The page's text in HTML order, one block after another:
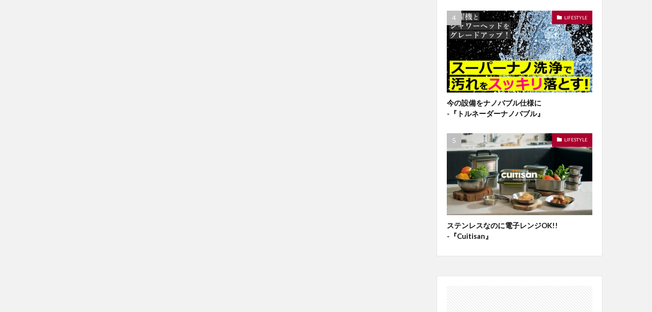
LIFESTYLE
今の設備をナノバブル仕様に
-『トルネーダーナノバブル』
LIFESTYLE
ステンレスなのに電子レンジOK!!
-『Cuitisan』